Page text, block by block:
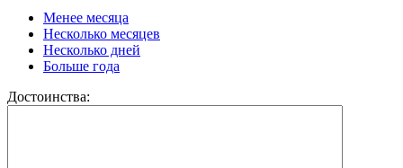
Менее месяца
Несколько месяцев
Несколько дней
Больше года
Достоинства: